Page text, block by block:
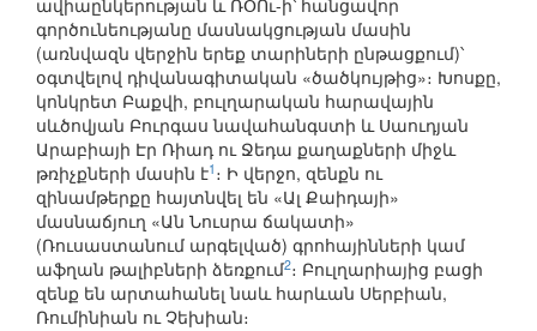
ավիաընկերության և ՌՕՈւ-ի՝ հանցավոր
գործունեությանը մասնակցության մասին
(առնվազն վերջին երեք տարիների ընթացքում)՝
օգտվելով դիվանագիտական «ծածկույթից»։ Խոսքը,
կոնկրետ Բաքվի, բուլղարական հարավային
սևծովյան Բուրգաս նավահանգստի և Սաուդյան
Արաբիայի Էր Ռիադ ու Ջեդա քաղաքների միջև
թռիչքների մասին է1 ։ Ի վերջո, զենքն ու
զինամթերքը հայտնվել են «Ալ Քաիդայի»
մասնաճյուղ «Ան Նուսրա ճակատի»
(Ռուսաստանում արգելված) գրոհայինների կամ
աֆղան թալիբների ձեռքում2։ Բուլղարիայից բացի
զենք են արտահանել նաև հարևան Սերբիան,
Ռումինիան ու Չեխիան։